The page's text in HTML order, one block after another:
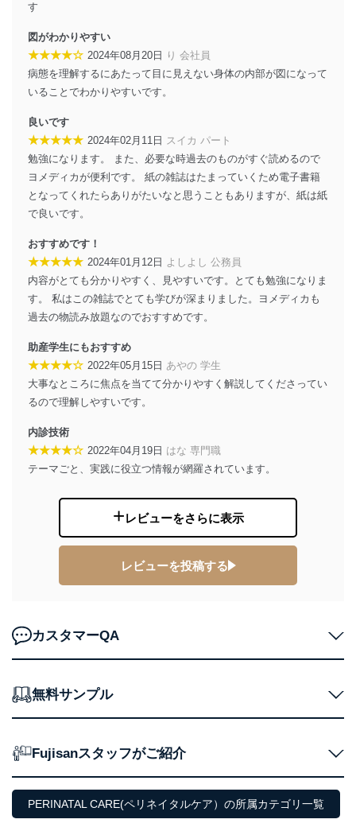
外部からの不正アクセス等の防止
個人データを取り扱う機器等のオペレーティング
システムを最新の状態に保持しています。
ソフトウェア等を導入し、自動更新 機能等の活用
情報システムの使用に伴う漏洩等の防止
メール等により個人データの含まれるファイルを
送信する場合に、当該ファイルへのパスワードを
設定しています。
個人情報保護マネジメントシステムの継続的改善
当社は、内部監査及びマネジメントレビューの機会を通
じて、個人情報保護マネジメントシステムを継続的に改
善し、常に最良の状態を維持します。
苦情及び相談受付け窓口
ステムに関するご相談及び苦情については以下までご連
絡ください。
適切、かつ迅速に対応させていただきます。
株式会社富士山マガジンサービス 個人情報問い合わせ
係
TEL：0570-200-223
FAX：03-5459-7073
e-mail：
cs@fujisan.co.jp
改訂：2025年2月20日
制定：2005年4月1日
株式会社富士山マガジンサービス
代表取締役会長 西野 伸一郎
個人情報の取扱いについて
護管理者の責任のもと、個人情報を取得・アクセス・利
用・提供・管理いたします。
東京都渋谷区南平台町16-11
株式会社富士山マガジンサービス
代表取締役会長 西野 伸一郎
田 嘉也
２．利用目的
当社が取り扱う開示対象個人情報の利用目的は次のとお
りです。
す
図がわかりやすい
★★★★☆ 2024年08月20日
り 会社員
病態を理解するにあたって目に見えない身体の内部が図になって
いることでわかりやすいです。
良いです
★★★★★ 2024年02月11日 スイカ パート
勉強になります。 また、必要な時過去のものがすぐ読めるので
ヨメディカが便利です。 紙の雑誌はたまっていくため電子書籍
となってくれたらありがたいなと思うこともありますが、紙は紙
で良いです。
おすすめです！
★★★★★ 2024年01月12日 よしよし 公務員
内容がとても分かりやすく、見やすいです。とても勉強になりま
す。 私はこの雑誌でとても学びが深まりました。ヨメディカも
過去の物読み放題なのでおすすめです。
助産学生にもおすすめ
★★★★☆ 2022年05月15日 あやの 学生
大事なところに焦点を当てて分かりやすく解説してくださってい
るので理解しやすいです。
内診技術
★★★★☆ 2022年04月19日 はな 専門職
テーマごと、実践に役立つ情報が網羅されています。
レビューをさらに表示
レビューを投稿する
カスタマーQA
無料サンプル
Fujisanスタッフがご紹介
PERINATAL CARE(ペリネイタルケア）の所属カテゴリ一覧